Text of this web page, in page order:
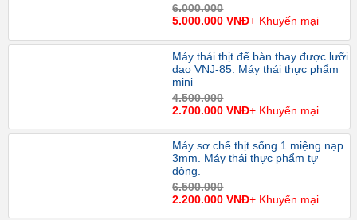
6.000.000
5.000.000 VNĐ+ Khuyến mại
Máy thái thịt để bàn thay được lưỡi
dao VNJ-85. Máy thái thực phẩm
mini
4.500.000
2.700.000 VNĐ+ Khuyến mại
Máy sơ chế thịt sống 1 miệng nạp
3mm. Máy thái thực phẩm tự
động.
6.500.000
2.200.000 VNĐ+ Khuyến mại